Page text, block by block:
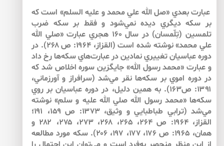
عبارت بعدي «صل الله علي محمد و عليه السلم» است كه
بر سكه ديگري ديده نمي‌شود و فقط بر سكه ضرب
تلمسين (تِلّمسان) در سال ۱۶۰ هجري عبارت «صلي الله
علي محمد» نوشته شده است (القزاز، ۱۹۶۴: ص ۲۶۸). در
دوره عباسيان تغييري نمادين در عبارت‌هاي سكه‌ها رخ داد
و عبارت «محمد رسول الله» جايگزين سوره اخلاص شد كه
در دوره اموي بر سكه‌ها نقر مي‌شد (سرافراز و آورزماني،
۱۳۹۱: ص۱۶۳). به همين دليل، در دوره عباسيان بر روي
سكه‌ها «محمد رسول الله صلي الله عليه و سلم» نوشته
مي‌شد (ترابي طباطبايي و وثيق، ۱۳۷۳: ص ۱۵۹، ۱۹۱؛
القزاز، ۱۹۶۴: ص ۲۶۴، ۲۶۵، ۲۶۸، ۲۷۳، ۲۷۵، ۲۸۲ و
همان، ۱۹۶۵: ص ۱۷۶، ۱۷۷، ۱۹۷، ۲۰۶). سكه مورد مطالعه